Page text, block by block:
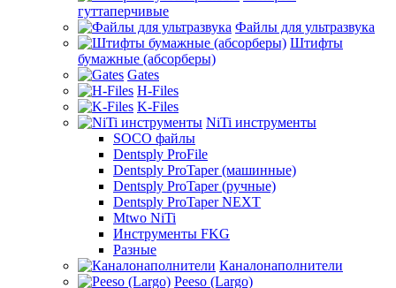
гуттаперчивые
Файлы для ультразвука
Штифты
бумажные (абсорберы)
Gates
H-Files
K-Files
NiTi инструменты
SOCO файлы
Dentsply ProFile
Dentsply ProTaper (машинные)
Dentsply ProTaper (ручные)
Dentsply ProTaper NEXT
Mtwo NiTi
Инструменты FKG
Разные
Каналонаполнители
Peeso (Largo)